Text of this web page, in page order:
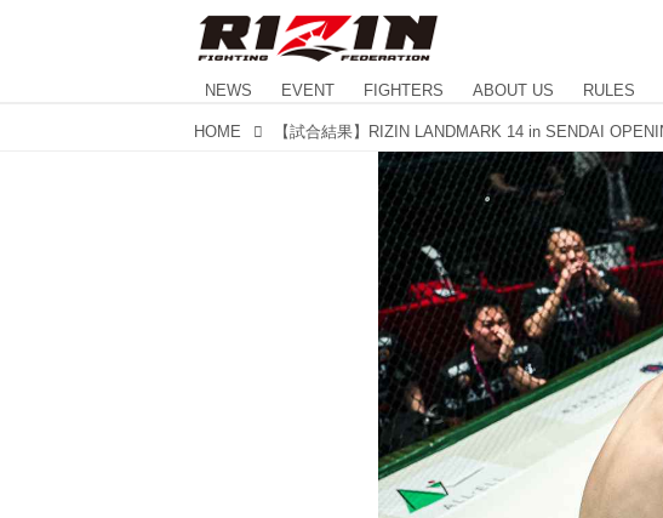
NEWS EVENT FIGHTERS ABOUT US RULES
HOME